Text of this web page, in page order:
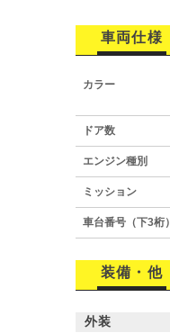
車両仕様
カラー
ドア数
エンジン種別
ミッション
車台番号（下3桁）
装備・他
外装